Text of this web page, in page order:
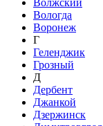
Волжский
Вологда
Воронеж
Г
Геленджик
Грозный
Д
Дербент
Джанкой
Дзержинск